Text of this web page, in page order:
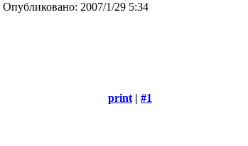
Опубликовано: 2007/1/29 5:34
print | #1